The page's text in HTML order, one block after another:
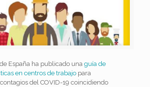
España ha publicado una guía de
en centros de trabajopara
del COVID-19 coincidiendo